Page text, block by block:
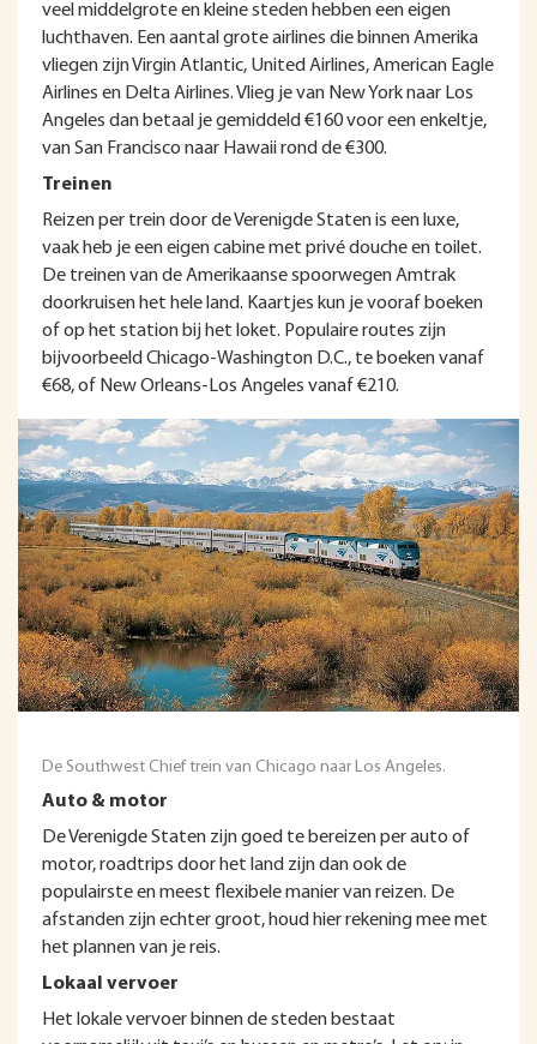
veel middelgrote en kleine steden hebben een eigen
luchthaven. Een aantal grote airlines die binnen Amerika
vliegen zijn Virgin Atlantic, United Airlines, American Eagle
Airlines en Delta Airlines. Vlieg je van New York naar Los
Angeles dan betaal je gemiddeld €160 voor een enkeltje,
van San Francisco naar Hawaii rond de €300.
Treinen
Reizen per trein door de Verenigde Staten is een luxe,
vaak heb je een eigen cabine met privé douche en toilet.
De treinen van de Amerikaanse spoorwegen Amtrak
doorkruisen het hele land. Kaartjes kun je vooraf boeken
of op het station bij het loket. Populaire routes zijn
bijvoorbeeld Chicago-Washington D.C., te boeken vanaf
€68, of New Orleans-Los Angeles vanaf €210.
De Southwest Chief trein van Chicago naar Los Angeles.
Auto & motor
De Verenigde Staten zijn goed te bereizen per auto of
motor, roadtrips door het land zijn dan ook de
populairste en meest flexibele manier van reizen. De
afstanden zijn echter groot, houd hier rekening mee met
het plannen van je reis.
Lokaal vervoer
Het lokale vervoer binnen de steden bestaat